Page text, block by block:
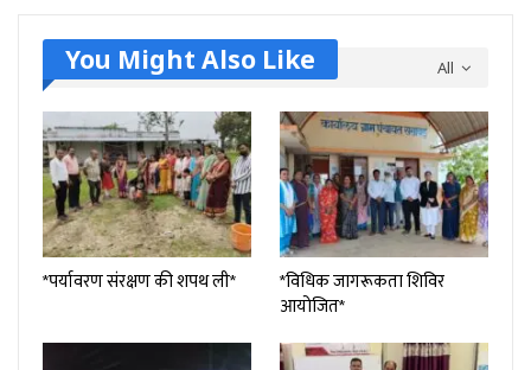
All
You Might Also Like
*पर्यावरण संरक्षण की शपथ ली*
*विधिक जागरूकता शिविर
आयोजित*